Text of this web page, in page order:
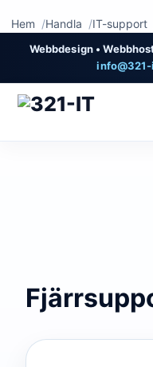
Hem Handla IT-support
Webbdesign •